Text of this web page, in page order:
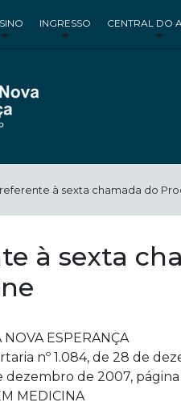
INGRESSO CENTRAL DO
à sexta chamada do
à sexta
ESPERANÇA
nº 1.084, de 28 de
de 2007, página
MEDICINA